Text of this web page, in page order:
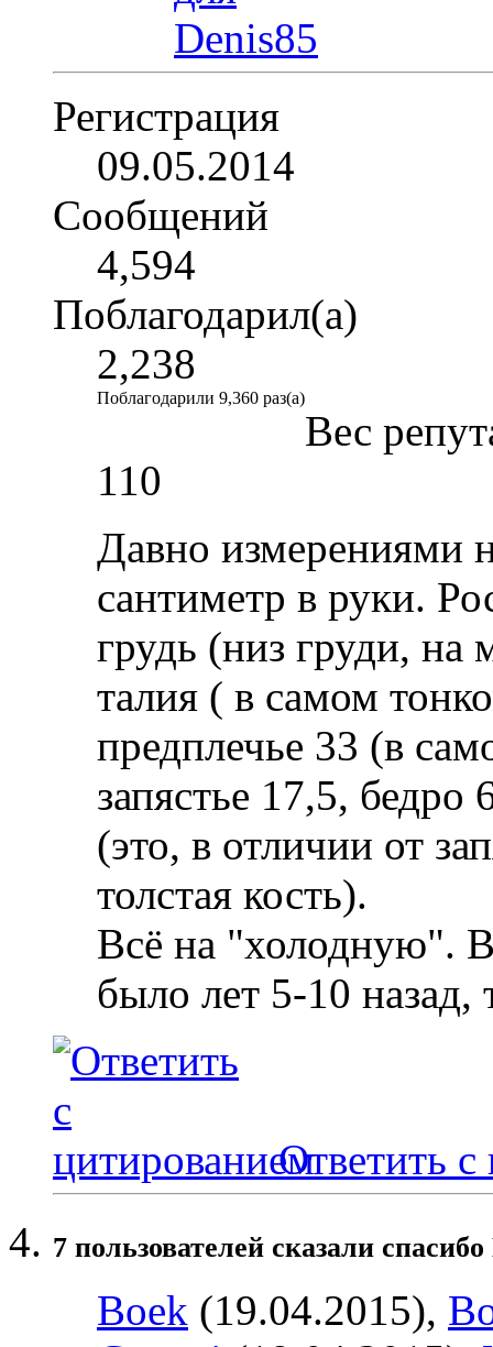
Регистрация
09.05.2014
Сообщений
4,594
Поблагодарил(а)
2,238
Поблагодарили 9,360 раз(а)
Вес
110
Давно измерениями
сантиметр в руки.
грудь (низ груди, на
талия ( в самом
предплечье 33 (в
запястье 17,5, бедро
(это, в отличии от
толстая кость).
Всё на "холодную".
было лет 5-10 назад,
Ответить с
7 пользователей сказали
Boek (19.04.2015),